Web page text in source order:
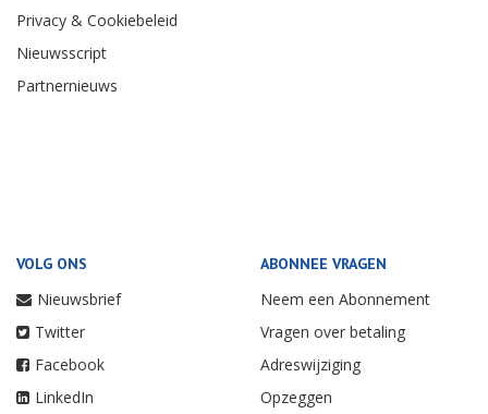
Privacy & Cookiebeleid
Nieuwsscript
Partnernieuws
VOLG ONS
Nieuwsbrief
Twitter
Facebook
LinkedIn
ABONNEE VRAGEN
Neem een Abonnement
Vragen over betaling
Adreswijziging
Opzeggen